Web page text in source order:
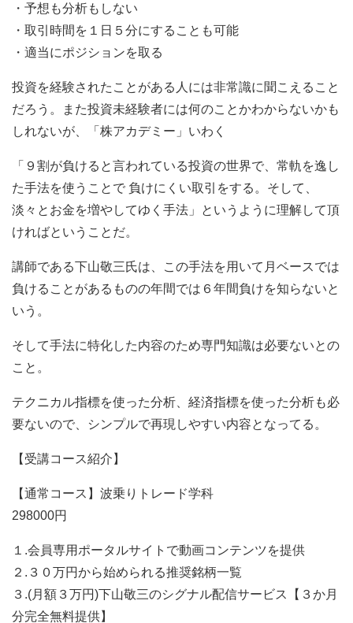
・予想も分析もしない
・取引時間を１日５分にすることも可能
・適当にポジションを取る
投資を経験されたことがある人には非常識に聞こえること
だろう。また投資未経験者には何のことかわからないかも
しれないが、「株アカデミー」いわく
「９割が負けると言われている投資の世界で、常軌を逸し
た手法を使うことで 負けにくい取引をする。そして、
淡々とお金を増やしてゆく手法」というように理解して頂
ければということだ。
講師である下山敬三氏は、この手法を用いて月ベースでは
負けることがあるものの年間では６年間負けを知らないと
いう。
そして手法に特化した内容のため専門知識は必要ないとの
こと。
テクニカル指標を使った分析、経済指標を使った分析も必
要ないので、シンプルで再現しやすい内容となってる。
【受講コース紹介】
【通常コース】波乗りトレード学科
298000円
１.会員専用ポータルサイトで動画コンテンツを提供
２.３０万円から始められる推奨銘柄一覧
３.(月額３万円)下山敬三のシグナル配信サービス【３か月
分完全無料提供】